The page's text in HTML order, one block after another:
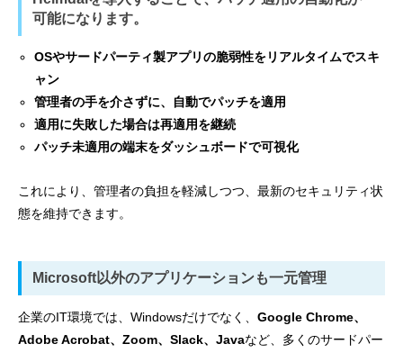
可能になります。
OSやサードパーティ製アプリの脆弱性をリアルタイムでスキ
ャン
管理者の手を介さずに、自動でパッチを適用
適用に失敗した場合は再適用を継続
パッチ未適用の端末をダッシュボードで可視化
これにより、管理者の負担を軽減しつつ、最新のセキュリティ状
態を維持できます。
Microsoft以外のアプリケーションも一元管理
企業のIT環境では、Windowsだけでなく、 Google Chrome、
Adobe Acrobat、Zoom、Slack、Javaなど、多くのサードパー